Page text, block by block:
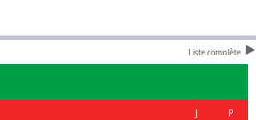
Liste complète
J
P